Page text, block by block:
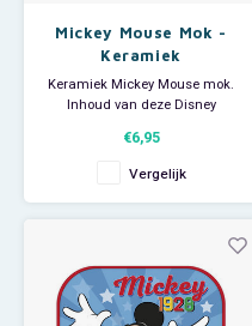
Mickey Mouse Mok -
Keramiek
Keramiek Mickey Mouse mok.
Inhoud van deze Disney
en vaatwasser bestendig.
€6,95
Vergelijk